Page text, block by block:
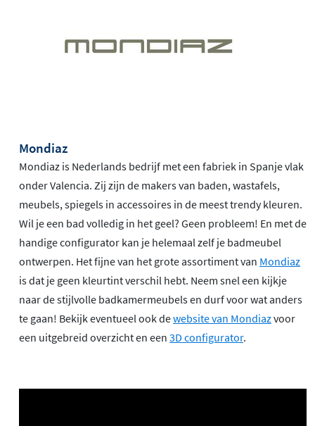
Mondiaz
Mondiaz is Nederlands bedrijf met een fabriek in Spanje vlak
onder Valencia. Zij zijn de makers van baden, wastafels,
meubels, spiegels in accessoires in de meest trendy kleuren.
Wil je een bad volledig in het geel? Geen probleem! En met de
handige configurator kan je helemaal zelf je badmeubel
ontwerpen. Het fijne van het grote assortiment van Mondiaz
is dat je geen kleurtint verschil hebt. Neem snel een kijkje
naar de stijlvolle badkamermeubels en durf voor wat anders
te gaan! Bekijk eventueel ook dewebsite van Mondiazvoor
een uitgebreid overzicht en een 3D configurator.